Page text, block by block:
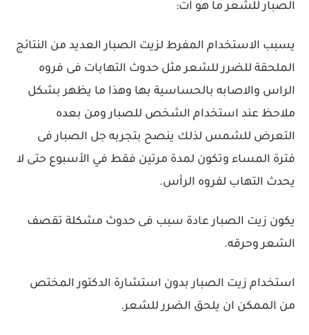
الصبار للشعر ما هو آت:
يسبب الاستخدام المفرط لزيت الصبار العديد من النتائج
الملحقة للضرر للشعر مثل حدوث التهابات فى فروه
الراس والاصابه بالحساسية بها وهذا ما يظهر بشكل
ملاحظ عند استخدام الشخص للصبار ومن بعده
التعرض للشمس لذلك ينصح بتجربه جل الصبار فى
فترة المساء وتكون لمدة مرتين فقط في الأسبوع حتى لا
يحدث التهاب لفروه الرأس.
يكون زيت الصبار عادة سبب فى حدوث مشكلة تقصف
الشعر وحرقه.
استخدام زيت الصبار بدون استشارة الدكتور المختص
من الممكن ان يلحق الضرر للشعر.